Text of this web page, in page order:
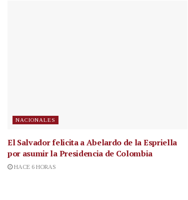
NACIONALES
El Salvador felicita a Abelardo de la Espriella
por asumir la Presidencia de Colombia
HACE 6 HORAS